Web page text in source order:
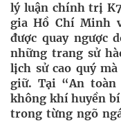
lý luận chính trị
gia Hồ Chí Minh
được quay ngược
những trang sử
lịch sử cao quý
giữ. Tại “An toàn
không khí huyền
trong từng ngõ